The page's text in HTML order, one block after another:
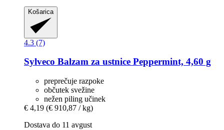
Košarica
4.3 (7)
Sylveco Balzam za ustnice Peppermint, 4,60 g
preprečuje razpoke
občutek svežine
nežen piling učinek
€ 4,19 (€ 910,87 / kg)
Dostava do 11 avgust